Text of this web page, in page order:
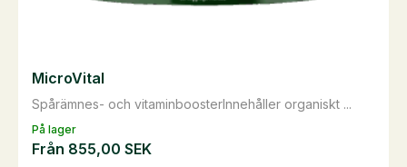
På lager
Spårämnes- och vitaminboosterInnehåller organiskt ...
MicroVital
Från 855,00 SEK